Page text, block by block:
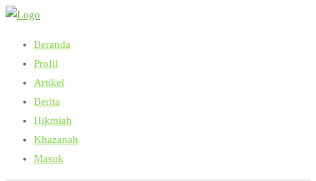
Skip
content
Beranda
Profil
Artikel
Berita
Hikmiah
Khazanah
Masuk